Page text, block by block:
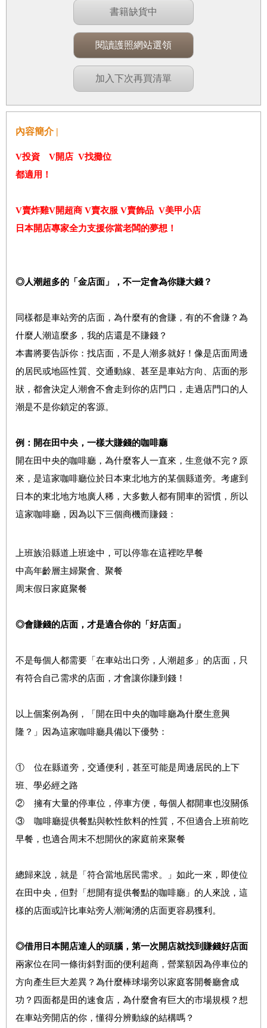
書籍缺貨中
閱讀護照網站選領
加入下次再買清單
內容簡介 |
V投資 V開店 V找攤位
都適用！
V賣炸雞V開超商 V賣衣服 V賣飾品 V美甲小店
日本開店專家全力支援你當老闆的夢想！
◎人潮超多的「金店面」，不一定會為你賺大錢？
同樣都是車站旁的店面，為什麼有的會賺，有的不會賺？為
什麼人潮這麼多，我的店還是不賺錢？
本書將要告訴你：找店面，不是人潮多就好！像是店面周邊
的居民或地區性質、交通動線、甚至是車站方向、店面的形
狀，都會決定人潮會不會走到你的店門口，走過店門口的人
潮是不是你鎖定的客源。
例：開在田中央，一樣大賺錢的咖啡廳
開在田中央的咖啡廳，為什麼客人一直來，生意做不完？原
來，是這家咖啡廳位於日本東北地方的某個縣道旁。考慮到
日本的東北地方地廣人稀，大多數人都有開車的習慣，所以
這家咖啡廳，因為以下三個商機而賺錢：
上班族沿縣道上班途中，可以停靠在這裡吃早餐
中高年齡層主婦聚會、聚餐
周末假日家庭聚餐
◎會賺錢的店面，才是適合你的「好店面」
不是每個人都需要「在車站出口旁，人潮超多」的店面，只
有符合自己需求的店面，才會讓你賺到錢！
以上個案例為例，「開在田中央的咖啡廳為什麼生意興
隆？」因為這家咖啡廳具備以下優勢：
① 位在縣道旁，交通便利，甚至可能是周邊居民的上下
班、學必經之路
② 擁有大量的停車位，停車方便，每個人都開車也沒關係
③ 咖啡廳提供餐點與軟性飲料的性質，不但適合上班前吃
早餐，也適合周末不想開伙的家庭前來聚餐
總歸來說，就是「符合當地居民需求。」如此一來，即使位
在田中央，但對「想開有提供餐點的咖啡廳」的人來說，這
樣的店面或許比車站旁人潮洶湧的店面更容易獲利。
◎借用日本開店達人的頭腦，第一次開店就找到賺錢好店面
兩家位在同一條街斜對面的便利超商，營業額因為停車位的
方向產生巨大差異？為什麼棒球場旁以家庭客開餐廳會成
功？四面都是田的速食店，為什麼會有巨大的市場規模？想
在車站旁開店的你，懂得分辨動線的結構嗎？